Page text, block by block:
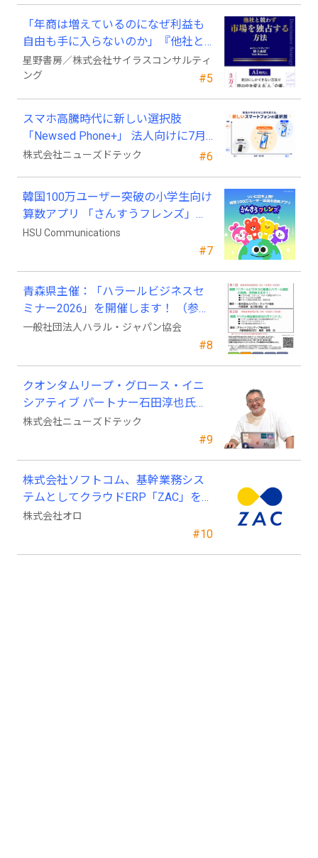
#5
「年商は増えているのになぜ利益も
自由も手に入らないのか」『他社と
競わず 市場を独占する方法』発売
星野書房／株式会社サイラスコンサルティ
ング
#6
スマホ高騰時代に新しい選択肢
「Newsed Phone+」 法人向けに7月
23日から販売開始
株式会社ニューズドテック
#7
韓国100万ユーザー突破の小学生向け
算数アプリ 「さんすうフレンズ」、
ついに日本上陸!
HSU Communications
#8
青森県主催：「ハラールビジネスセ
ミナー2026」を開催します！ （参加
費無料）
一般社団法人ハラル・ジャパン協会
#9
クオンタムリープ・グロース・イニ
シアティブ パートナー石田淳也氏が
ニューズドテックの戦略顧問に就任
株式会社ニューズドテック
#10
株式会社ソフトコム、基幹業務シス
テムとしてクラウドERP「ZAC」を採
用
株式会社オロ